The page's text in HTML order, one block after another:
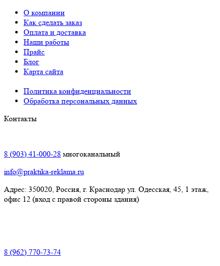
О компании
Как сделать заказ
Оплата и доставка
Наши работы
Прайс
Блог
Карта сайта
Политика конфиденциальности
Обработка персональных данных
Контакты
8 (903) 41-000-28 многоканальный
info@praktika-reklama.ru
Адрес: 350020, Россия, г. Краснодар ул. Одесская, 45, 1 этаж,
офис 12 (вход с правой стороны здания)
8 (962) 770-73-74